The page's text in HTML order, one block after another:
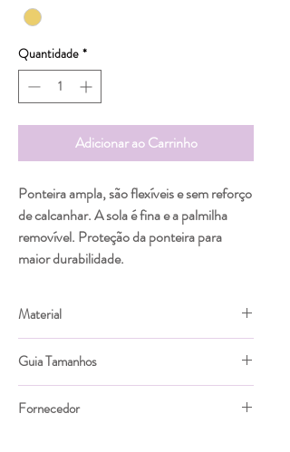
Quantidade *
Adicionar ao Carrinho
Ponteira ampla, são flexíveis e sem reforço
de calcanhar. A sola é fina e a palmilha
removível. Proteção da ponteira para
maior durabilidade.
Material
Guia Tamanhos
Tamanho
Comp.
Fornecedor